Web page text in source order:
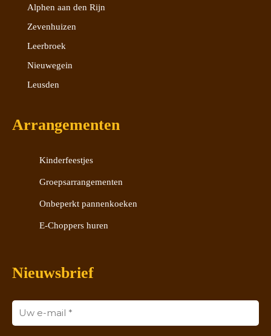
Alphen aan den Rijn
Zevenhuizen
Leerbroek
Nieuwegein
Leusden
Arrangementen
Kinderfeestjes
Groepsarrangementen
Onbeperkt pannenkoeken
E-Choppers huren
Nieuwsbrief